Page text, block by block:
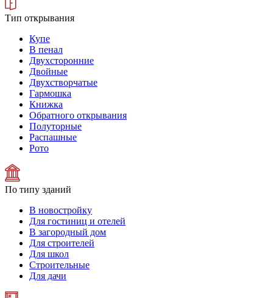
Тип открывания
Купе
В пенал
Двухсторонние
Двойные
Двухстворчатые
Гармошка
Книжка
Обратного открывания
Полуторные
Распашные
Рото
По типу зданий
В новостройку
Для гостиниц и отелей
В загородный дом
Для строителей
Для школ
Строительные
Для дачи